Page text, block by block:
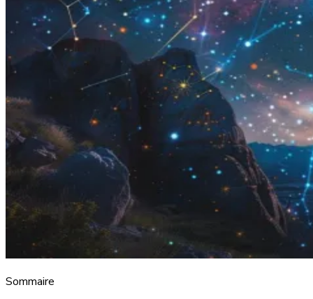
Sommaire